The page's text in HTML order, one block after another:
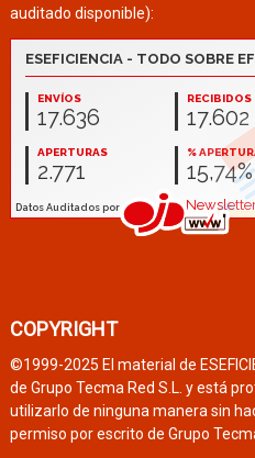
auditado disponible):
COPYRIGHT
©1999-2025 El material de
de Grupo Tecma Red S.L. y está
utilizarlo de ninguna manera sin
permiso por escrito de Grupo